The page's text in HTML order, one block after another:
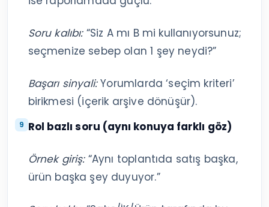
Soru kalıbı:“Siz A mı B mi kullanıyorsunuz;
seçmenize sebep olan 1 şey neydi?”
Başarı sinyali:Yorumlarda ‘seçim kriteri’
birikmesi (içerik arşive dönüşür).
Rol bazlı soru (aynı konuya farklı göz)
Örnek giriş:“Aynı toplantıda satış başka,
ürün başka şey duyuyor.”